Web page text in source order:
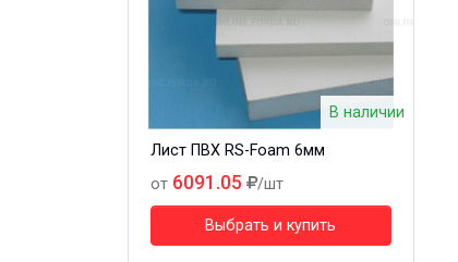
В наличии
Лист ПВХ RS-Foam 6мм
от 6091.05 /шт
Выбрать и купить